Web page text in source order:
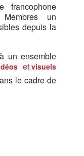
francophone
un
depuis la
un ensemble
et visuels
le cadre de